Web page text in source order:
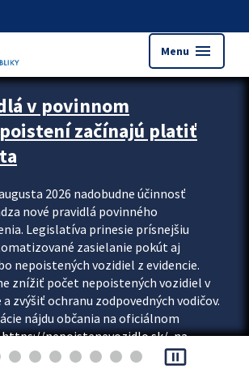
Menu menu
upútavok
v povinnom
začínajú platiť
2026 nadobudne účinnosť
nové pravidlá povinného
Legislatíva prinesie prísnejšiu
zasielanie pokút aj
nepoistených vozidiel z evidencie.
znížiť počet nepoistených vozidiel v
zvýšiť ochranu zodpovedných vodičov.
nájdu občania na oficiálnom
nepoistenevozidlo.sk/, na
pribudne aj možnosť overiť si...
pause_presentation